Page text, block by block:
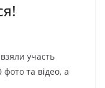
участь
та відео, а